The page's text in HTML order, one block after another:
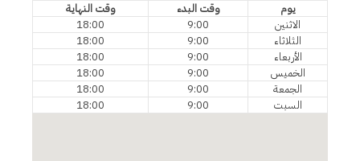
يوم وقت البدء
وقت النهاية
الاثنين
9:00
18:00
الثلاثاء
9:00
18:00
الأربعاء
9:00
18:00
الخميس
9:00
18:00
الجمعة
9:00
18:00
السبت
9:00
18:00